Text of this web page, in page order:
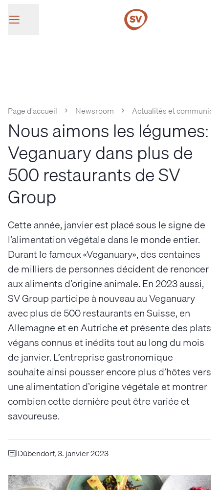
Page d'accueil Newsroom Actualités et
Nous aimons les légumes:
Veganuary dans plus de
500 restaurants de SV
Group
Cette année, janvier est placé sous le signe de
l’alimentation végétale dans le monde entier.
Durant le fameux «Veganuary», des centaines
de milliers de personnes décident de renoncer
aux aliments d’origine animale. En 2023 aussi,
SV Group participe à nouveau au Veganuary
avec plus de 500 restaurants en Suisse, en
Allemagne et en Autriche et présente des plats
végans connus et inédits tout au long du mois
de janvier. L’entreprise gastronomique
souhaite ainsi pousser encore plus d’hôtes vers
une alimentation d’origine végétale et montrer
combien cette dernière peut être variée et
savoureuse.
Dübendorf, 3. janvier 2023